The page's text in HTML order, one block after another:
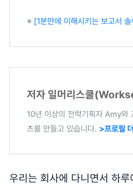
※ [1분만에 이해시키는 보고서
저자 일머리스쿨
10년 이상의 전략기획자 Amy와
츠를 만들고 있습니다. >프로필
우리는 회사에 다니면서 하